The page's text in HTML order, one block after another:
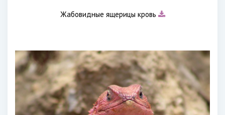
Жабовидные ящерицы кровь